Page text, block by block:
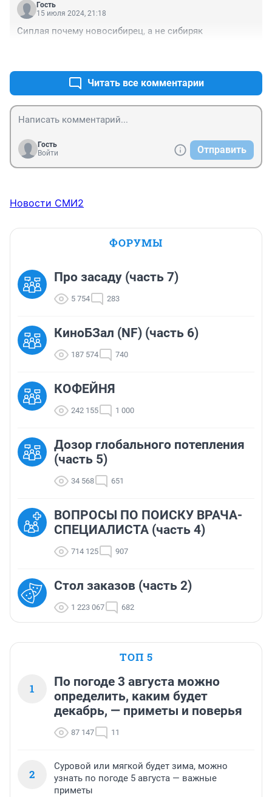
Гость
15 июля 2024, 21:18
Сиплая почему новосибирец, а не сибиряк
Читать все комментарии
Гость
Войти
Отправить
Новости СМИ2
ФОРУМЫ
Про засаду (часть 7)
5 754 283
КиноБЗал (NF) (часть 6)
187 574 740
КОФЕЙНЯ
242 155 1 000
Дозор глобального потепления
(часть 5)
34 568 651
ВОПРОСЫ ПО ПОИСКУ ВРАЧА-
СПЕЦИАЛИСТА (часть 4)
714 125 907
Стол заказов (часть 2)
1 223 067 682
ТОП 5
1
По погоде 3 августа можно
определить, каким будет
декабрь, — приметы и поверья
87 147 11
2
Суровой или мягкой будет зима, можно
узнать по погоде 5 августа — важные
приметы